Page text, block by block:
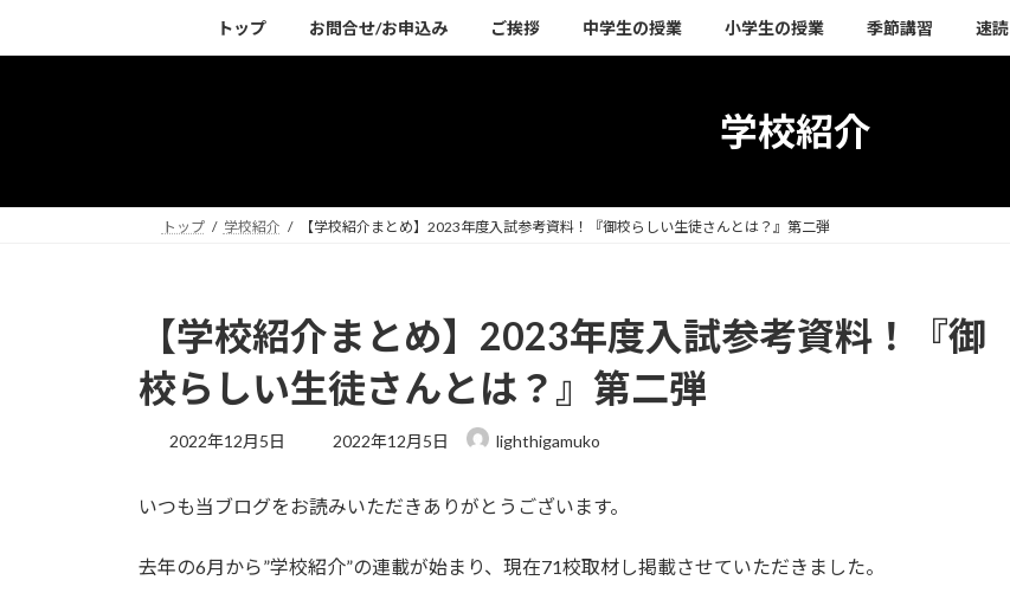
キ
に
トップ お問合せ/お申込み ご挨拶 中学生の授業 小学生の授業 季節講習 速読
学校紹介
トップ 学校紹介 【学校紹介まとめ】2023年度入試参考資料！『御校らしい生徒さんとは？』第二弾
【学校紹介まとめ】2023年度入試参考資料！『御
校らしい生徒さんとは？』第二弾
2022年12月5日
最
新
時
:
2022年12月5日 lighthigamuko
いつも当ブログをお読みいただきありがとうございます。
去年の6月から”学校紹介”の連載が始まり、現在71校取材し掲載させていただきました。